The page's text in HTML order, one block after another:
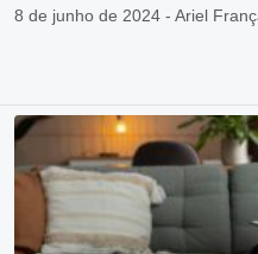
8 de junho de 2024 - Ariel